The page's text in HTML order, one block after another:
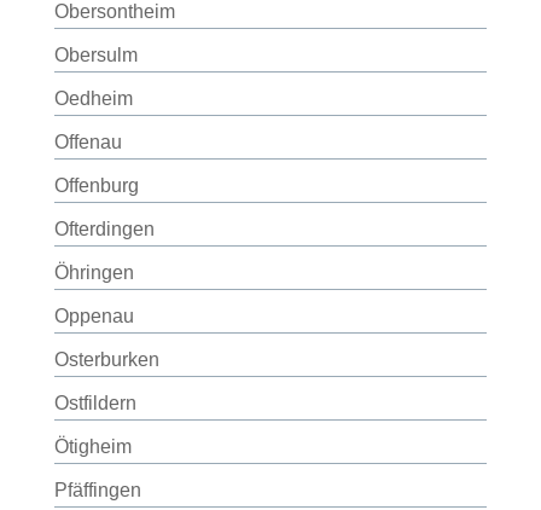
Obersontheim
Obersulm
Oedheim
Offenau
Offenburg
Ofterdingen
Öhringen
Oppenau
Osterburken
Ostfildern
Ötigheim
Pfäffingen